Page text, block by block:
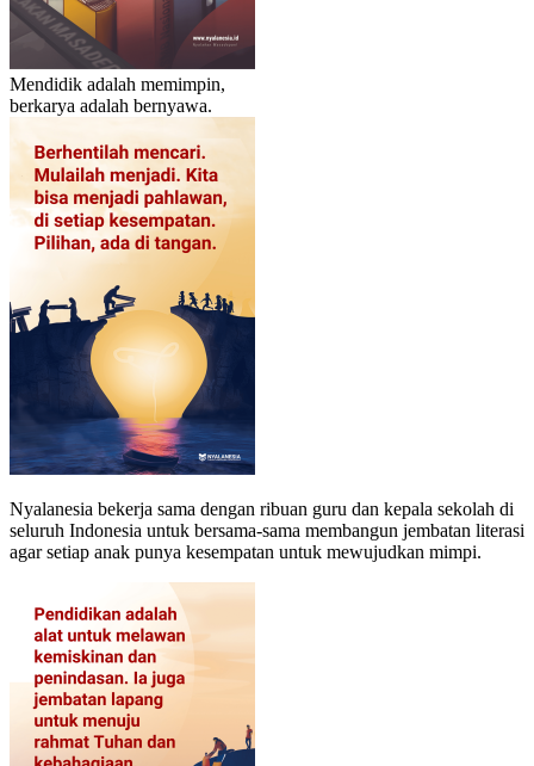
Mendidik adalah memimpin,
berkarya adalah bernyawa.
Nyalanesia bekerja sama dengan ribuan guru dan kepala sekolah di
seluruh Indonesia untuk bersama-sama membangun jembatan literasi
agar setiap anak punya kesempatan untuk mewujudkan mimpi.